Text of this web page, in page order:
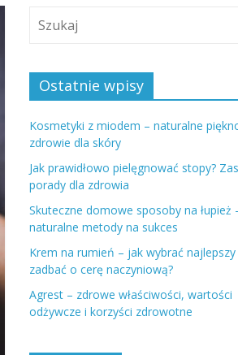
Ostatnie wpisy
Kosmetyki z miodem – naturalne
zdrowie dla skóry
Jak prawidłowo pielęgnować stopy?
porady dla zdrowia
Skuteczne domowe sposoby na łupież
naturalne metody na sukces
Krem na rumień – jak wybrać najlepszy
zadbać o cerę naczyniową?
Agrest – zdrowe właściwości, wartości
odżywcze i korzyści zdrowotne